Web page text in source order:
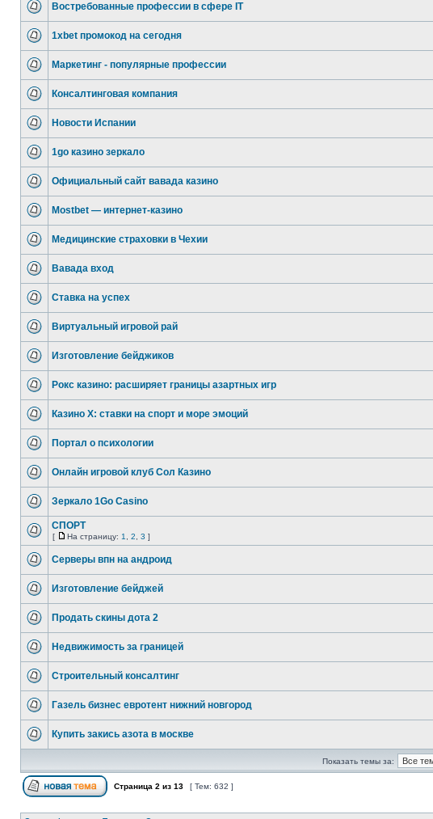
Востребованные профессии в сфере IT
1xbet промокод на сегодня
Маркетинг - популярные профессии
Консалтинговая компания
Новости Испании
1go казино зеркало
Официальный сайт вавада казино
Mostbet — интернет-казино
Медицинские страховки в Чехии
Вавада вход
Ставка на успех
Виртуальный игровой рай
Изготовление бейджиков
Рокс казино: расширяет границы азартных игр
Казино Х: ставки на спорт и море эмоций
Портал о психологии
Онлайн игровой клуб Сол Казино
Зеркало 1Go Сasino
СПОРТ
[ На страницу: 1 2 3 ]
Серверы впн на андроид
Изготовление бейджей
Продать скины дота 2
Недвижимость за границей
Строительный консалтинг
Газель бизнес евротент нижний новгород
Купить закись азота в москве
Показать темы за:
Страница 2 из 13 [ Тем: 632 ]